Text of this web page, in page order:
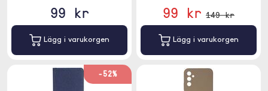
99 kr
Lägg i varukorgen
99 kr 149 kr
Lägg i varukorgen
-52%